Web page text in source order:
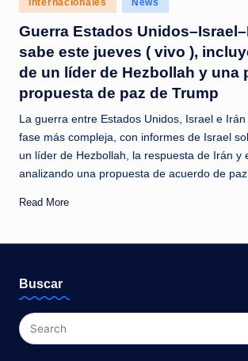
c
i
a
s
a
l
i
t
n
t
e
in
Internacionales News
Guerra Estados
sabe este jueves ( vivo ),
de un líder de Hezbollah y una
propuesta de paz de Trump
La guerra entre Estados Unidos, Israel e
fase más compleja, con informes de Israel
un líder de Hezbollah, la respuesta de Irán y
analizando una propuesta de acuerdo de paz
Read More
Buscar